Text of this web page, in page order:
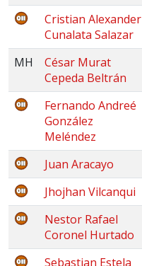
Cristian Alexander
Cunalata Salazar
MH
César Murat
Cepeda Beltrán
Fernando Andreé
González
Meléndez
Juan Aracayo
Jhojhan Vilcanqui
Nestor Rafael
Coronel Hurtado
Sebastian Estela